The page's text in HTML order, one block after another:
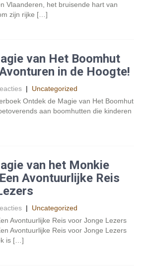
Vlaanderen, het bruisende hart van
zijn rijke […]
van Het Boomhut
in de Hoogte!
| Uncategorized
Ontdek de Magie van Het Boomhut
aan boomhutten die kinderen
van het Monkie
Avontuurlijke Reis
| Uncategorized
Avontuurlijke Reis voor Jonge Lezers
Avontuurlijke Reis voor Jonge Lezers
is […]